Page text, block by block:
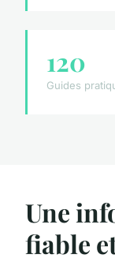
120
Guides
Une
fiable